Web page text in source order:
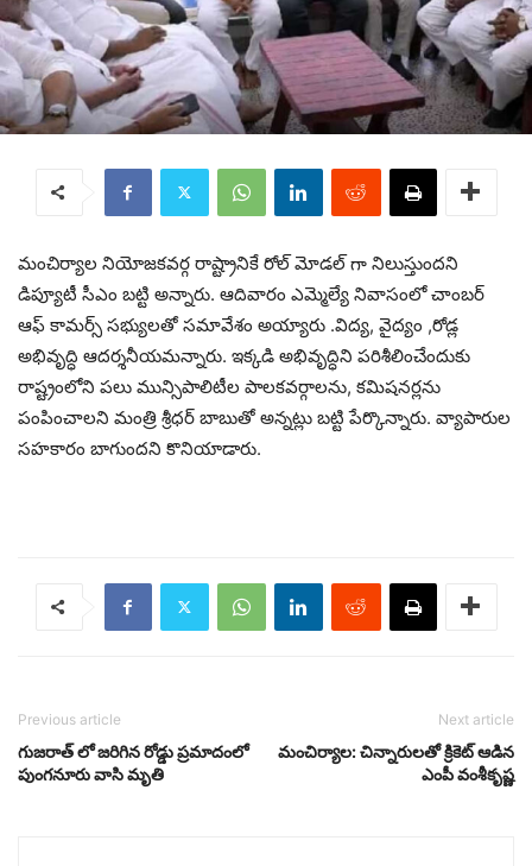
మంచిర్యాల నియోజకవర్గ రాష్ట్రానికే రోల్ మోడల్ గా నిలుస్తుందని
డిప్యూటీ సీఎం బట్టి అన్నారు. ఆదివారం ఎమ్మెల్యే నివాసంలో చాంబర్
ఆఫ్ కామర్స్ సభ్యులతో సమావేశం అయ్యారు .విద్య, వైద్యం ,రోడ్ల
అభివృద్ధి ఆదర్శనీయమన్నారు. ఇక్కడి అభివృద్ధిని పరిశీలించేందుకు
రాష్ట్రంలోని పలు మున్సిపాలిటీల పాలకవర్గాలను, కమిషనర్లను
పంపించాలని మంత్రి శ్రీధర్ బాబుతో అన్నట్లు బట్టి పేర్కొన్నారు. వ్యాపారుల
సహకారం బాగుందని కొనియాడారు.
Previous article
గుజరాత్ లో జరిగిన రోడ్డు ప్రమాదంలో
పుంగనూరు వాసి మృతి
Next article
మంచిర్యాల: చిన్నారులతో క్రికెట్ ఆడిన
ఎంపీ వంశీకృష్ణ